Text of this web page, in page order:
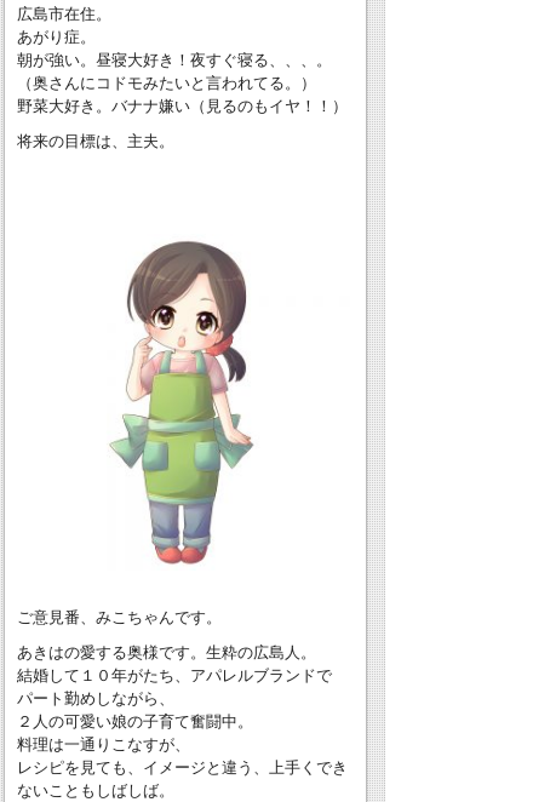
広島市在住。
あがり症。
朝が強い。昼寝大好き！夜すぐ寝る、、、。
（奥さんにコドモみたいと言われてる。）
野菜大好き。バナナ嫌い（見るのもイヤ！！）
将来の目標は、主夫。
ご意見番、みこちゃんです。
あきはの愛する奥様です。生粋の広島人。
結婚して１０年がたち、アパレルブランドで
パート勤めしながら、
２人の可愛い娘の子育て奮闘中。
料理は一通りこなすが、
レシピを見ても、イメージと違う、上手くでき
ないこともしばしば。